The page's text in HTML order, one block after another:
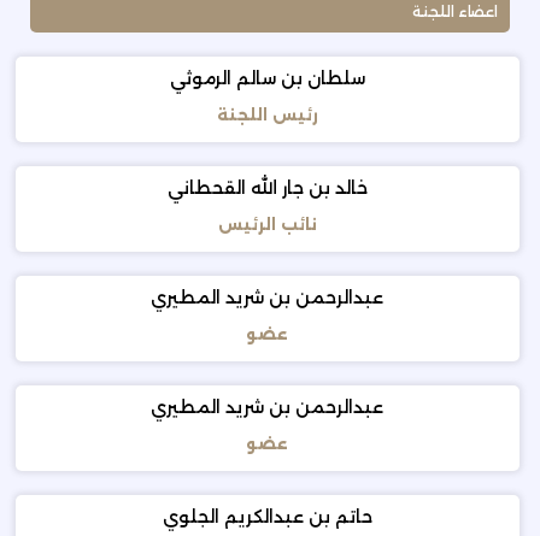
اعضاء اللجنة
سلطان بن سالم الرموثي
رئيس اللجنة
خالد بن جار الله القحطاني
نائب الرئيس
عبدالرحمن بن شريد المطيري
عضو
عبدالرحمن بن شريد المطيري
عضو
حاتم بن عبدالكريم الجلوي